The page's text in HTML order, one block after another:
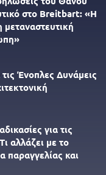
στο Breitbart: «Η
Ένοπλες Δυνάμεις
για τις
αλλάζει με το
παραγγελίας και